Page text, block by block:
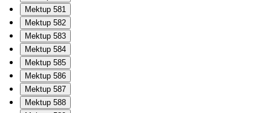
Mektup 581
Mektup 582
Mektup 583
Mektup 584
Mektup 585
Mektup 586
Mektup 587
Mektup 588